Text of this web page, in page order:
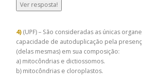
Ver resposta!
4) (UPF) – São consideradas as únicas
capacidade de autoduplicação pela
(delas mesmas) em sua composição:
a) mitocôndrias e dictiossomos.
b) mitocôndrias e cloroplastos.